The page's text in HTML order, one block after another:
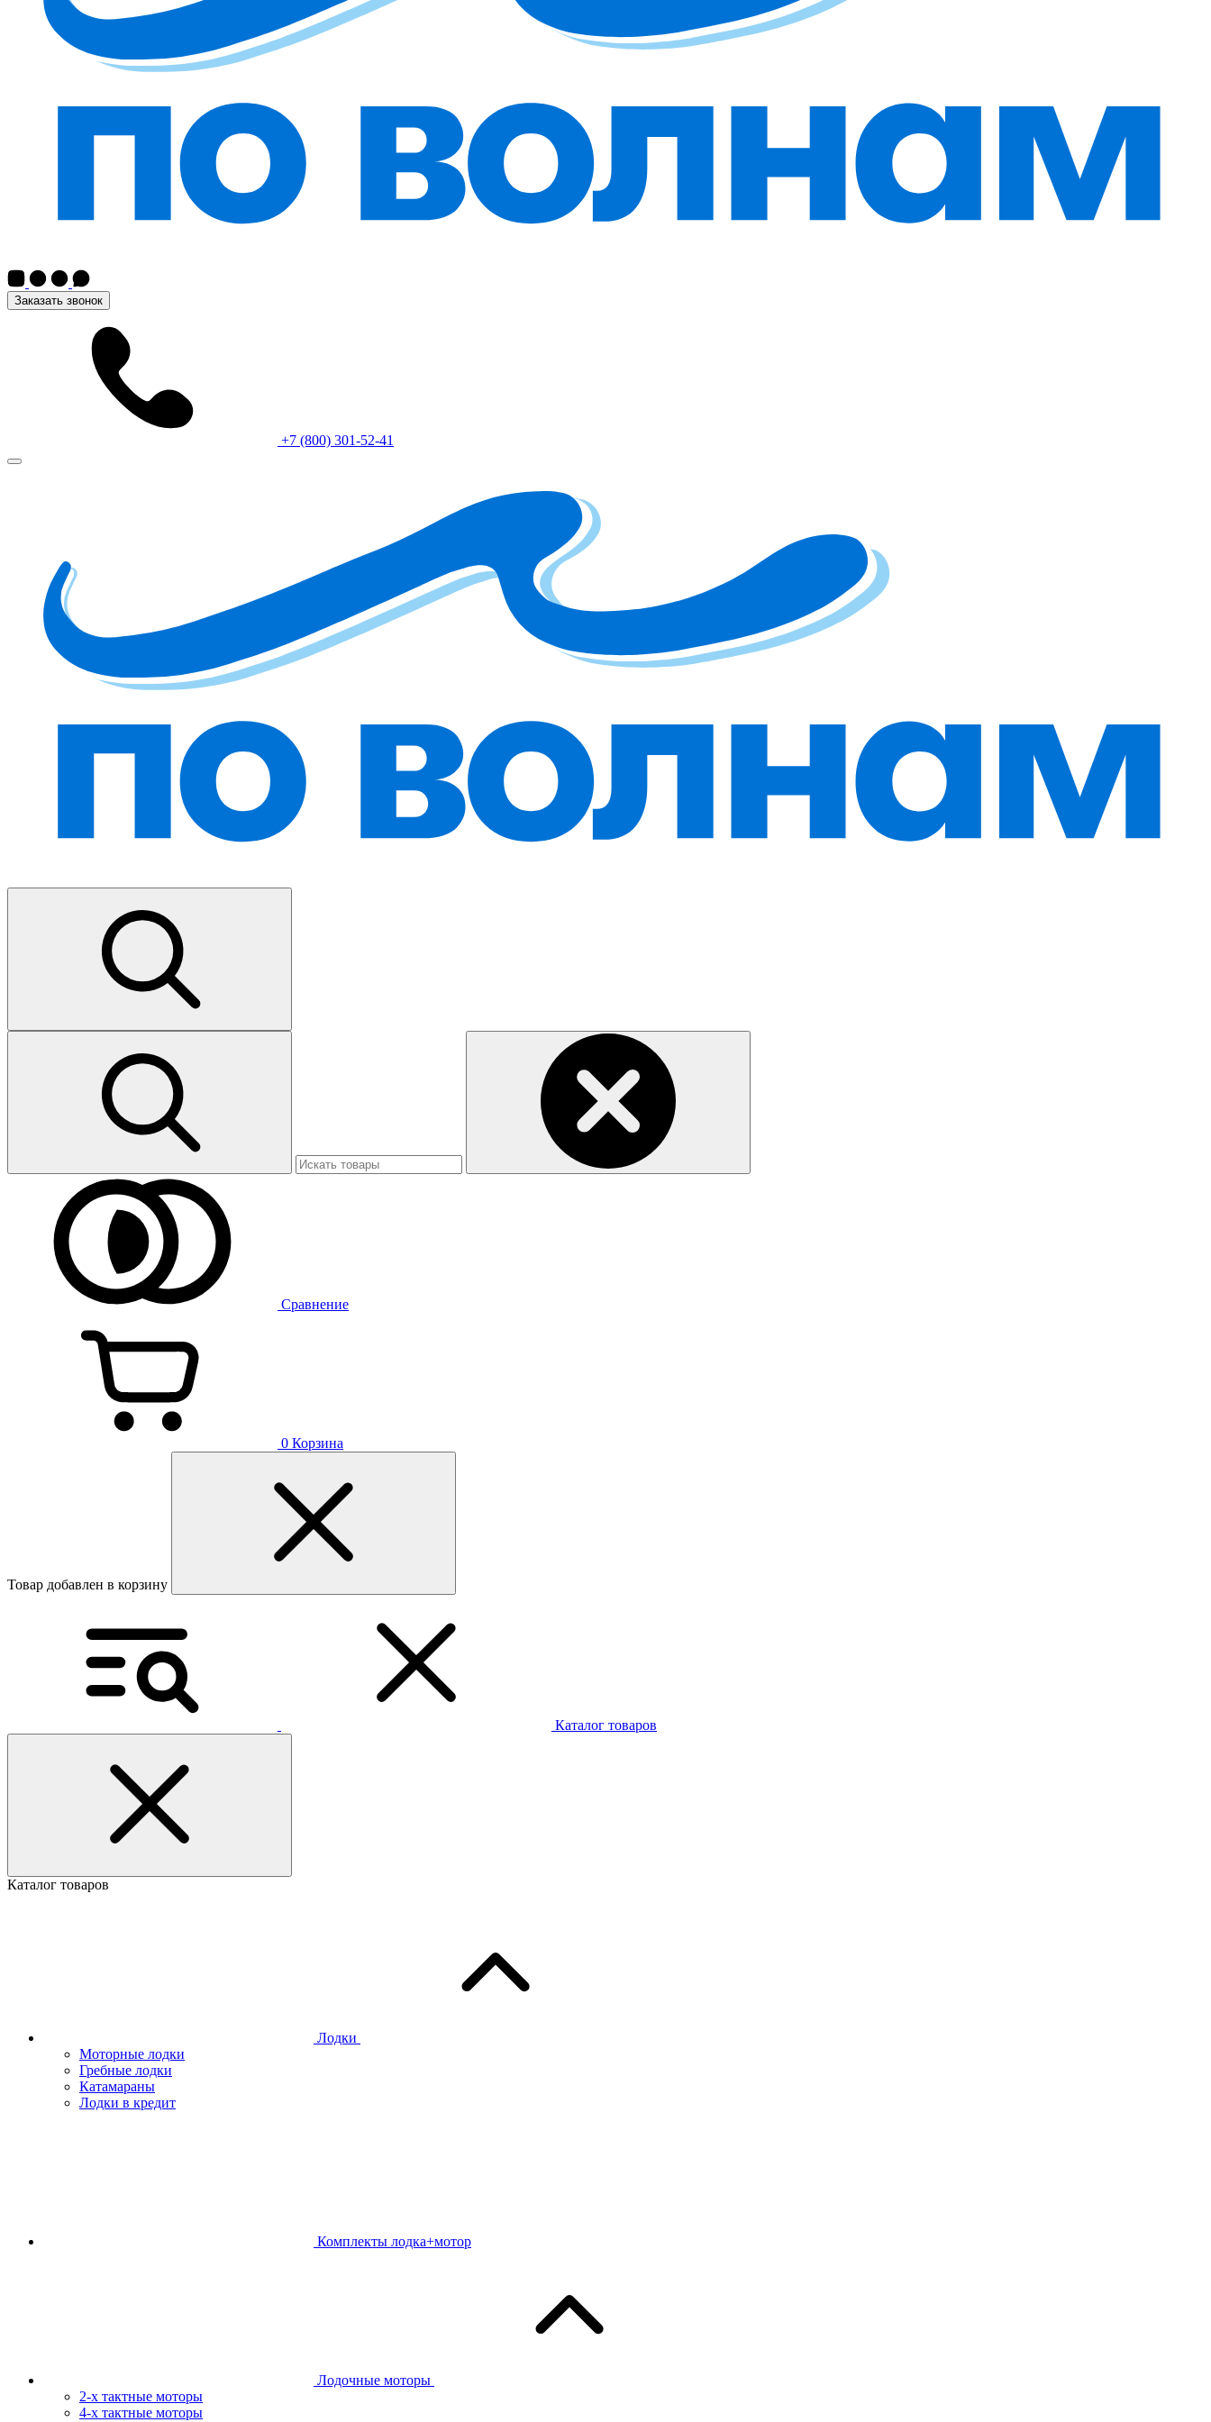
Заказать звонок
+7 (800) 301-52-41
Сравнение
0 Корзина
Товар добавлен в корзину
Каталог товаров
Каталог товаров
Лодки
Моторные лодки
Гребные лодки
Катамараны
Лодки в кредит
Комплекты лодка+мотор
Лодочные моторы
2-х тактные моторы
4-х тактные моторы